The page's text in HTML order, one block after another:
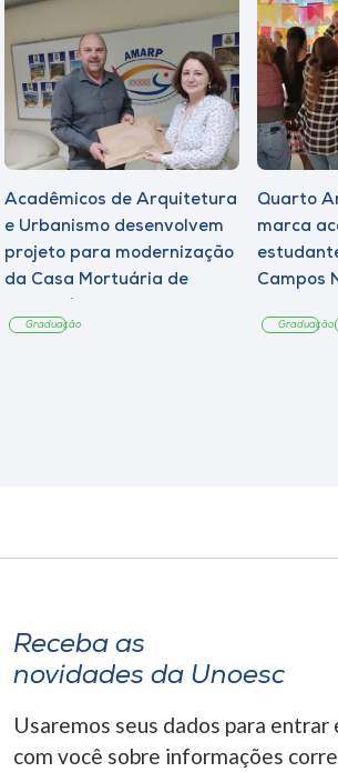
Acadêmicos de Arquitetura
e Urbanismo desenvolvem
projeto para modernização
da Casa Mortuária de
Graduação
Quarto
marca
Campos
Graduação
Receba as
novidades da Unoesc
Usaremos seus dados para
com você sobre informações